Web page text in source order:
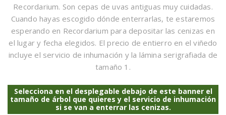
Recordarium. Son cepas de uvas antiguas muy cuidadas.
Cuando hayas escogido dónde enterrarlas, te estaremos
esperando en Recordarium para depositar las cenizas en
el lugar y fecha elegidos. El precio de entierro en el viñedo
incluye el servicio de inhumación y la lámina serigrafiada de
tamaño 1.
Selecciona en el desplegable debajo de este banner el
tamaño de árbol que quieres y el servicio de inhumación
si se van a enterrar las cenizas.